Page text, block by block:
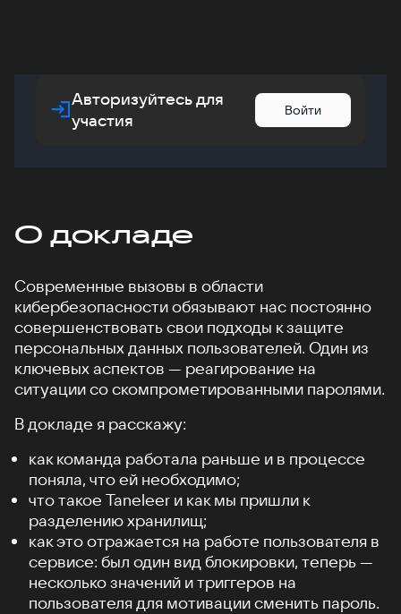
Авторизуйтесь для
участия
Войти
О докладе
Современные вызовы в области
кибербезопасности обязывают нас постоянно
совершенствовать свои подходы к защите
персональных данных пользователей. Один из
ключевых аспектов — реагирование на
ситуации со скомпрометированными паролями.
В докладе я расскажу:
как команда работала раньше и в процессе
поняла, что ей необходимо;
что такое Taneleer и как мы пришли к
разделению хранилищ;
как это отражается на работе пользователя в
сервисе: был один вид блокировки, теперь —
несколько значений и триггеров на
пользователя для мотивации сменить пароль.